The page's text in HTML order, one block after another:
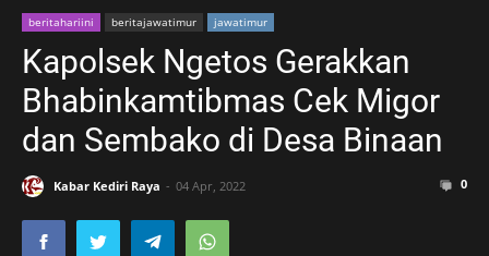
beritahariini beritajawatimur jawatimur
Kapolsek Ngetos Gerakkan
Bhabinkamtibmas Cek Migor
dan Sembako di Desa Binaan
Kabar Kediri Raya 04 Apr, 2022 0